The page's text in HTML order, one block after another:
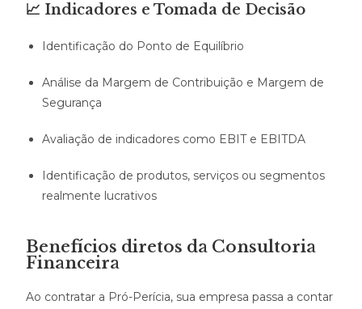
📈 Indicadores e Tomada de Decisão
Identificação do Ponto de Equilíbrio
Análise da Margem de Contribuição e Margem de
Segurança
Avaliação de indicadores como EBIT e EBITDA
Identificação de produtos, serviços ou segmentos
realmente lucrativos
Benefícios diretos da Consultoria
Financeira
Ao contratar a Pró-Perícia, sua empresa passa a contar